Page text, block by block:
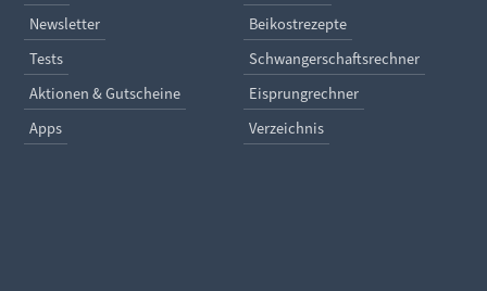
Newsletter
Tests
Aktionen & Gutscheine
Apps
Beikostrezepte
Schwangerschaftsrechner
Eisprungrechner
Verzeichnis